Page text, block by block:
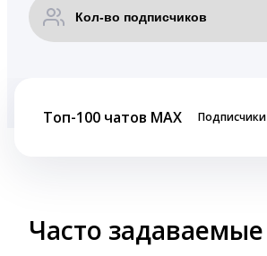
Топ-100 чатов MAX Подписчики
Часто задаваемые